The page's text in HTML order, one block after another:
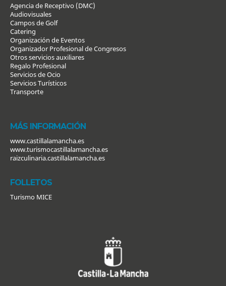
Agencia de Receptivo (DMC)
Audiovisuales
Campos de Golf
Catering
Organización de Eventos
Organizador Profesional de Congresos
Otros servicios auxiliares
Regalo Profesional
Servicios de Ocio
Servicios Turísticos
Transporte
MÁS INFORMACIÓN
www.castillalamancha.es
www.turismocastillalamancha.es
raizculinaria.castillalamancha.es
FOLLETOS
Turismo MICE